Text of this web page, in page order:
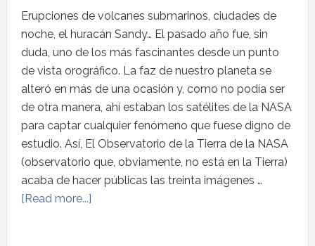
Erupciones de volcanes submarinos, ciudades de
noche, el huracán Sandy… El pasado año fue, sin
duda, uno de los más fascinantes desde un punto
de vista orográfico. La faz de nuestro planeta se
alteró en más de una ocasión y, como no podía ser
de otra manera, ahí estaban los satélites de la NASA
para captar cualquier fenómeno que fuese digno de
estudio. Así, El Observatorio de la Tierra de la NASA
(observatorio que, obviamente, no está en la Tierra)
acaba de hacer públicas las treinta imágenes …
[Read more...]